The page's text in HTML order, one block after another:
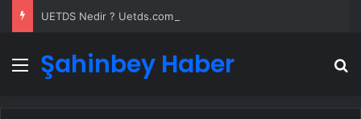
Menü
Şahinbey Haber